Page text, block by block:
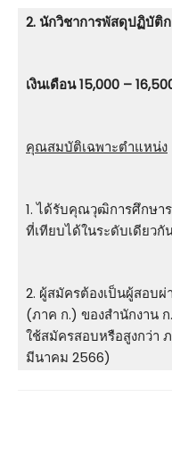
2. นักวิชาการพัสดุปฏิบัติก
เงินเดือน 15,000 –
คุณสมบัติเฉพาะตำแหน่ง
1. ได้รับคุณวุฒิการศึกษ
ที่เทียบได้ในระดับเดียวกั
2. ผู้สมัครต้องเป็นผู้สอบ
(ภาค ก.) ของสำนักงาน
ใช้สมัครสอบหรือสูงกว่า
มีนาคม 2566)